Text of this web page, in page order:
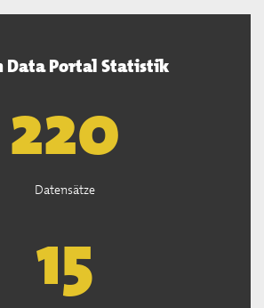
Data Portal Statistik
222
Datensätze
15